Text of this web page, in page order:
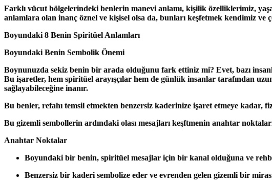
Farklı vücut bölgelerindeki benlerin manevi anlamı, kişilik özelliklerimiz,
anlamlara olan inanç öznel ve kişisel olsa da, bunları keşfetmek kendimiz
Boyundaki 8 Benin Spiritüel Anlamları
Boyundaki Benin Sembolik Önemi
Boynunuzda sekiz benin bir arada olduğunu fark ettiniz mi? Evet, bazı
Bu işaretler, hem spiritüel arayışçılar hem de günlük insanlar tarafından
sağlayabileceğine inanır.
Bu benler, refahı temsil etmekten benzersiz kaderinize işaret etmeye kadar,
Bu gizemli sembollerin ardındaki olası mesajları keşftmenin anahtar
Anahtar Noktalar
Boyundaki bir benin, spiritüel mesajlar için bir kanal olduğuna ve
Benzersiz bir kaderi sembolize eder ve evrenden gelen gizemli bir